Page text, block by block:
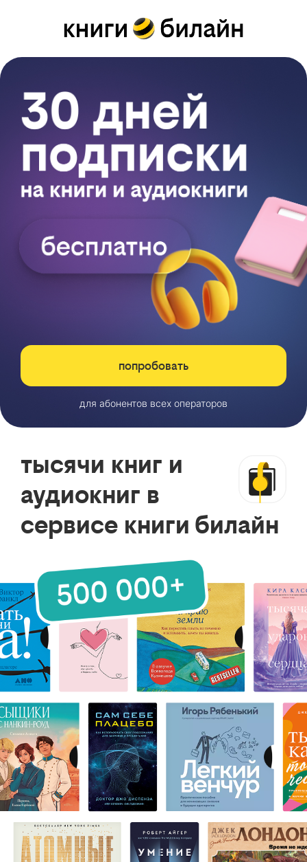
попробовать
для абонентов всех операторов
тысячи книг и
аудиокниг в
сервисе книги билайн